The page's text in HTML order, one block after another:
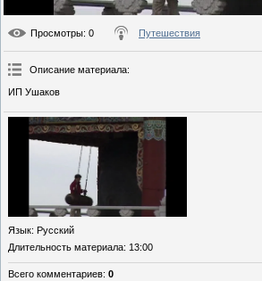
Просмотры: 0 Путешествия
Описание материала:
ИП Ушаков
Язык: Русский
Длительность материала: 13:00
Всего комментариев: 0